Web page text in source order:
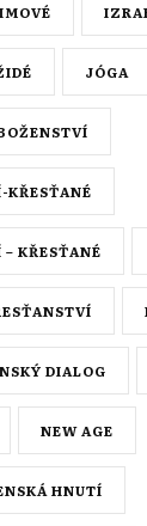
JÓGA
KŘESŤANÉ
KŘESŤANÉ
DIALOG
NEW AGE
HNUTÍ